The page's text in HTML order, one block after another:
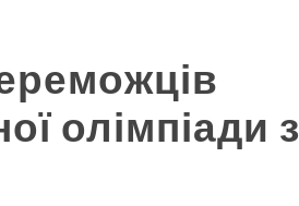
олімпіади з